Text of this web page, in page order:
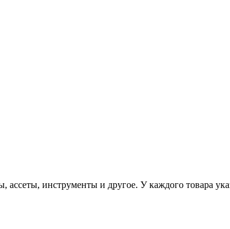
инструменты и другое. У каждого товара